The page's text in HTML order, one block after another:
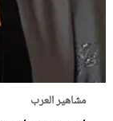
مشاهير العرب